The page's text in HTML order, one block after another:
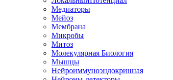
Медиаторы
Мейоз
Мембрана
Микробы
Митоз
Молекулярная Биология
Мышцы
Нейроиммуноэндокринная